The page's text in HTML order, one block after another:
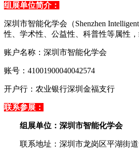
组展单位简介：
深圳市智能化学会（Shenzhen
性、学术性、公益性、科普性等属性
账户名称：深圳市智能化学会
账号：41001900040042574
开户行：农业银行深圳金福支行
联系参展：
组展单位：深圳市智能化学会
联系地址：深圳市龙岗区平湖街